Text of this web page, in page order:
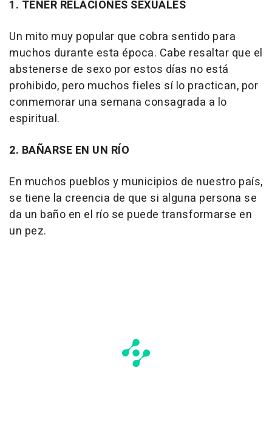
1. TENER RELACIONES SEXUALES
Un mito muy popular que cobra sentido para
muchos durante esta época. Cabe resaltar que el
abstenerse de sexo por estos días no está
prohibido, pero muchos fieles sí lo practican, por
conmemorar una semana consagrada a lo
espiritual.
2. BAÑARSE EN UN RÍO
En muchos pueblos y municipios de nuestro país,
se tiene la creencia de que si alguna persona se
da un baño en el río se puede transformarse en
un pez.